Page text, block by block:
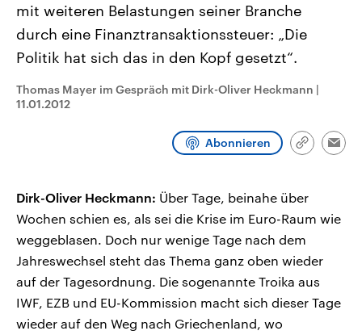
September 2026 einen neuen
Landtag. Seit 2021 wird das
Bundesland von einer Koalition aus
CDU, SPD und FDP regiert.-
Umfragen, Prognosen,
und Hintergründe zu den Parteien
und Kandidaten der anstehenden
gehören die Vereinigten
den mächtigsten Ländern
mit großem Einfluss auf
aktuelle Weltgeschehen.
Sendungen Programm Podcasts
mit weiteren Belastungen seiner Branche
durch eine Finanztransaktionssteuer: „Die
Politik hat sich das in den Kopf gesetzt“.
Thomas Mayer im Gespräch mit Dirk-Oliver Heckmann |
11.01.2012
Abonnieren
Link
Dirk-Oliver Heckmann: Über Tage, beinahe über
Wochen schien es, als sei die Krise im Euro-Raum wie
weggeblasen. Doch nur wenige Tage nach dem
Jahreswechsel steht das Thema ganz oben wieder
auf der Tagesordnung. Die sogenannte Troika aus
IWF, EZB und EU-Kommission macht sich dieser Tage
wieder auf den Weg nach Griechenland, wo